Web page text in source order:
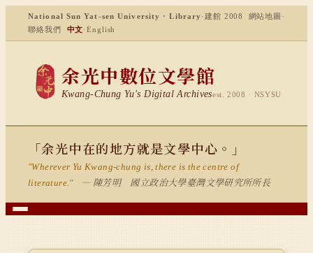
National Sun Yat-sen University · Library ·建館 2008 網站地圖 ·
聯絡我們
中文·English
余光中數位文學館
Kwang-Chung Yu's Digital Archivesest. 2008 · NSYSU
「余光中在的地方就是文學中心。」
"Wherever Yu Kwang-chung is, there is the centre of
literature."
— 陳芳明 國立政治大學臺灣文學研究所所長